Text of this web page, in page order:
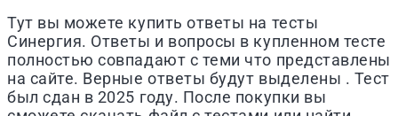
Тут вы можете купить ответы на тесты
Синергия. Ответы и вопросы в купленном тесте
полностью совпадают с теми что представлены
на сайте. Верные ответы будут выделены . Тест
был сдан в 2025 году. После покупки вы